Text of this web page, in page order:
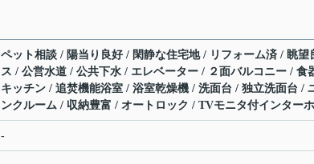
ペット相談 / 陽当り良好 / 閑静な住宅地 / リフォーム済 / 眺
ス / 公営水道 / 公共下水 / エレベーター / ２面バルコニー /
キッチン / 追焚機能浴室 / 浴室乾燥機 / 洗面台 / 独立洗面台 /
ンクルーム / 収納豊富 / オートロック / TVモニタ付インター
-